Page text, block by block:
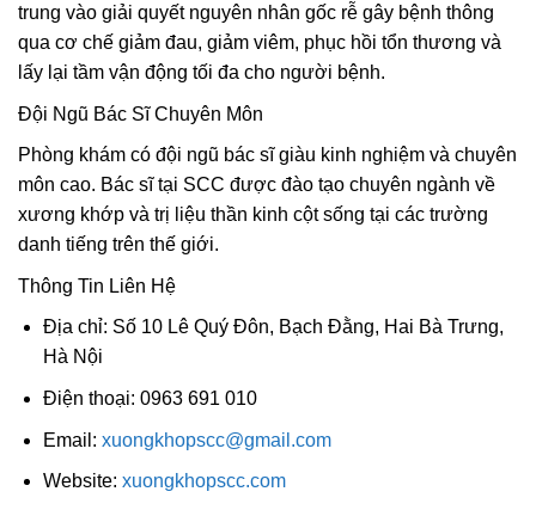
trung vào giải quyết nguyên nhân gốc rễ gây bệnh thông
qua cơ chế giảm đau, giảm viêm, phục hồi tổn thương và
lấy lại tầm vận động tối đa cho người bệnh.
Đội Ngũ Bác Sĩ Chuyên Môn
Phòng khám có đội ngũ bác sĩ giàu kinh nghiệm và chuyên
môn cao. Bác sĩ tại SCC được đào tạo chuyên ngành về
xương khớp và trị liệu thần kinh cột sống tại các trường
danh tiếng trên thế giới.
Thông Tin Liên Hệ
Địa chỉ: Số 10 Lê Quý Đôn, Bạch Đằng, Hai Bà Trưng,
Hà Nội
Điện thoại: 0963 691 010
Email: xuongkhopscc@gmail.com
Website: xuongkhopscc.com